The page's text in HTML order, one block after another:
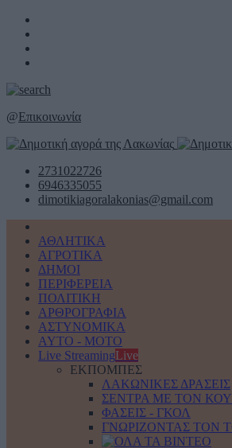
@Επικοινωνία
2731022726
6946335055
dimotikiagoralakonias@gmail.com
ΑΘΛΗΤΙΚΑ
ΑΓΡΟΤΙΚΑ
ΔΗΜΟΙ
ΠΕΡΙΦΕΡΕΙΑ
ΠΟΛΙΤΙΚΗ
ΑΡΘΡΟΓΡΑΦΙΑ
ΑΣΤΥΝΟΜΙΚΑ
AYTO - MOTO
Live StreamingLive
ΕΚΠΟΜΠΕΣ
ΛΑΚΩΝΙΚΕΣ ΔΡΑΣΕΙΣ
ΣΕΝΤΡΑ ΜΕ ΤΟΝ
ΦΑΣΕΙΣ - ΓΚΟΛ
ΓΝΩΡΙΖΟΝΤΑΣ ΤΟΝ